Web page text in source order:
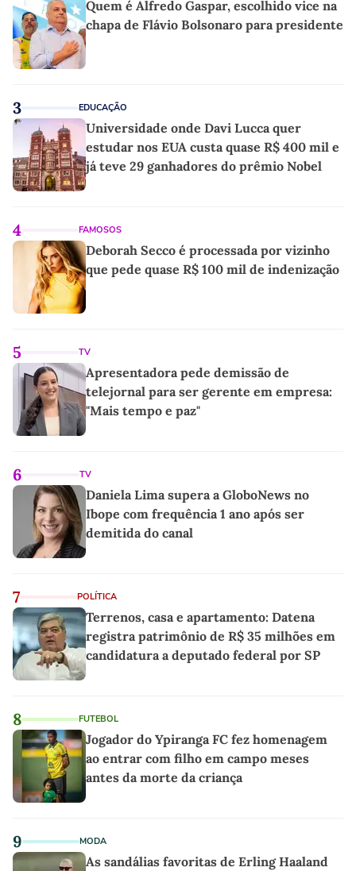
Quem é Alfredo Gaspar, escolhido vice na
chapa de Flávio Bolsonaro para presidente
3 EDUCAÇÃO
Universidade onde Davi Lucca quer
estudar nos EUA custa quase R$ 400 mil e
já teve 29 ganhadores do prêmio Nobel
4 FAMOSOS
Deborah Secco é processada por vizinho
que pede quase R$ 100 mil de indenização
5 TV
Apresentadora pede demissão de
telejornal para ser gerente em empresa:
"Mais tempo e paz"
6 TV
Daniela Lima supera a GloboNews no
Ibope com frequência 1 ano após ser
demitida do canal
7 POLÍTICA
Terrenos, casa e apartamento: Datena
registra patrimônio de R$ 35 milhões em
candidatura a deputado federal por SP
8 FUTEBOL
Jogador do Ypiranga FC fez homenagem
ao entrar com filho em campo meses
antes da morte da criança
9 MODA
As sandálias favoritas de Erling Haaland